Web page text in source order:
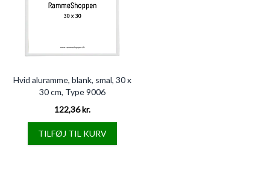
Hvid aluramme, blank, smal, 30 x
30 cm, Type 9006
122,36 kr.
TILFØJ TIL KURV